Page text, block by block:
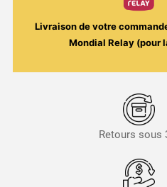
Savouréa
Livraison de votre
Mondial Relay (pour
Retours sous